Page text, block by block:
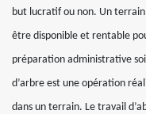
but lucratif ou non. Un
être disponible et rentable
préparation administrative
d’arbre est une opération
dans un terrain. Le travail